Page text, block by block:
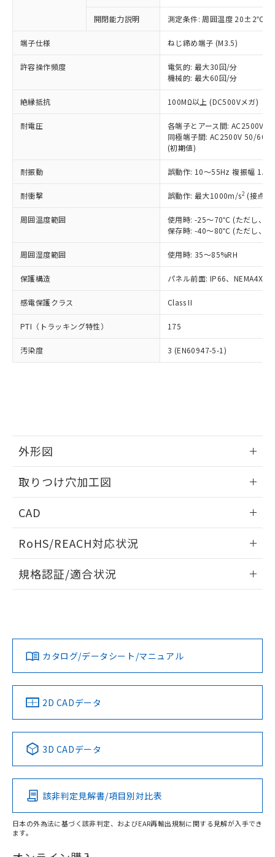
開閉能力説明 測定条件: 周囲温度 20±2℃、
端子仕様 ねじ締め端子 (M3.5)
許容操作頻度
電気的: 最大30回/分
機械的: 最大60回/分
絶縁抵抗 100MΩ以上 (DC500Vメガ)
耐電圧
各端子とアース間: AC2500V
同極端子間: AC2500V 50/
(初期値)
耐振動 誤動作: 10～55Hz 複振幅
耐衝撃 誤動作: 最大1000m/s2 (接点
周囲温度範囲
使用時: -25～70℃ (ただし、氷
保存時: -40～80℃ (ただし、氷
周囲湿度範囲 使用時: 35～85%RH
保護構造 パネル前面: IP66、NEMA4X,
感電保護クラス Class II
PTI（トラッキング特性） 175
汚染度 3 (EN60947-5-1)
外形図
取りつけ穴加工図
CAD
ドすることができます。
ログイン/会員登録
ダウンロードデータをご利用いただく前に、以下を必ずお読
みください。
ソフトウェアの使用条件
RoHS/REACH対応状況
EU RoHS 注意事項・凡例
対応済み
中国 RoHS 注意事項・凡例
Pb Hg Cd Cr(VI)
O
在庫等で未対応品が混在する可能性があります。
規格認証/適合状況
LR型式承認
（イギリス
船舶規格）
DNV型式承認
（ノルウェー
BV型式承認
（フランス
KR型式
（韓国
No No No No
この製品の規格認証/適合状況ページへ
その他の認証はこちらのページからご検索ください
カタログ/データシート/マニュアル
2D CADデータ
3D CADデータ
該非判定見解書/項目別対比表
日本の外為法に基づく該非判定、およびEAR再輸出規制に関する見解が入手でき
ます。
以下の条件をお読みいただき、同意のうえ
本サービスは、当社制御機器事業取扱
商品の当社在庫状況および標準価格
(税抜)を提供させていただくもので
当社制御機器事業取扱商品の中には、
本サービスの対象外となる商品もある
ことをご了承ください。
在庫状況および標準価格照会結果は、
記載している更新日時点での社内デー
タに基づき作成されるものであり、閲
覧された時点での実際の在庫および標
準価格とは異なる場合があることをご
正式な納期状況および標準価格はお客
様のお取引先、またはお客様担当のオ
ムロン制御機器販売店・当社販売員に
オムロン制御機器販売店や当社販売拠
販売ネットワーク
」をご確認
ください。
在庫状況および標準価格結果を当社の
事前の承諾なく第三者に漏洩または開
示しないようお願いします。
マイパーツ機能（部品リスト作成サー
および当社の共同利用者が、当社の製
※当社の共同利用者とは、
の共同利用に関して"
の「1.共同利
対応予定なし：EU RoHS指令（10物質）の
定はありません。
調査・確認中：EU RoHS指令（10物質）の
非含有の対応状況を調査中または確認中の
非該当品：ライセンス料など無形物で、有
害物質有無と関係のない商品です。
仕入先様の事情により、非含有部品として
いたものが、含有品と判明した場合などや
むを得ず変更することがあります。
鉛(Pb) 1000ppm以下、 水銀(Hg) 1000ppm以下、 カド
六価クロム(Cr(Ⅵ)) 1000ppm以下、ポリ臭化ビフェニル
類(PBB) 1000ppm以下、ポリ臭化ジフェニルエーテル類
(PBDE) 1000ppm以下、フタル酸ビス(2-エチルヘキシ
ル) (DEHP)(別名：DOP) 1000ppm以下、フタル酸ブチ
ルベンジル（BBP） 1000ppm以下、フタル酸ジブチル
（DBP） 1000ppm以下、フタル酸ジイソブチル
(DIBP) 1000ppm以下
但し、RoHS指令で産業用監視および制御機器に対する
フタル酸エステル類の４物質については閾値を超える意
図的な使用がないことを確認しています。
※2 対応予定月
部品在庫の切り替え状況などにより、予定
月が前後することがあります。
とができます。
EU RoHS指令（10物質）の非含有証明書
ものではありません。
また、RoHS指令のフタル酸エステル類４
物質の対応では、対応完了までの期間は出
荷製品に未対応品が混在することから備考
欄に対応日を記載しておりました。
※1 中国RoHS○×表
「○」：最大均質材料含有率が中国RoHSの
基準値以下であることを示します。
「×」：最大均質材料含有率が中国RoHSの
基準値を超えていることを示します。
「－」：未確認です。当社販売部門へお問
Cr(Ⅵ)(六価クロム) : 1000ppm、 PBBs(ポリ臭化ビフェ
ニル類) : 1000ppm、 PBDEs(ポリ臭化ジフェニルエーテ
ル類) : 1000ppm、
DBP(フタル酸ジブチル) : 1000ppm、 DIBP(フタル酸ジ
イソブチル) : 1000ppm、 BBP(フタル酸ブチルベンジ
ル) : 1000ppm、
※2 環境保護使用期限
「ｅ」：有害物質（10物質）のすべてが基
準値以下であることを示します。
「10」：通常の使用状況下において有害物
質が外部に漏えいし、環境に深刻な影響を
当社は、これら貴社製品のうち、外国
為替および外国貿易法に定める商品
（以下｢規制貨物等」という）を輸出
または国外への提供する場合は、日本
国政府の輸出許可(または役務取引許
可)を取得するなどの必要な手続きを
当社は規制貨物を破棄する場合は、完
全に破砕するなど、違法に輸出されな
いよう必要な手段を講じます。
当社は貴社製品を、核兵器、ミサイ
ル、化学兵器、生物兵器またはその他
武器並びにこれらの製造装置等に一切
使用いたしません。
当社は、貴社製品を第三者に販売する
場合は、上記1、2および3の内容を当
該第三者に通知します。また当社は、
販売先および販売に係わる関係者が違
法に輸出するおそれがある場合は、取
○ 一定数以上の在庫あり
一定数には満たないが在庫あり
在庫なし(最新の在庫状況につ
いては、お客様のお取引先、ま
たはお客様担当のオムロン制御
機器販売店・当社販売員にご確
認ください)
受注生産機種、また在庫状況の